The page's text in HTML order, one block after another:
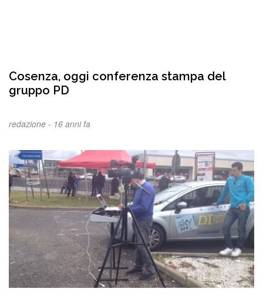
Cosenza, oggi conferenza stampa del
gruppo PD
redazione - 16 anni fa